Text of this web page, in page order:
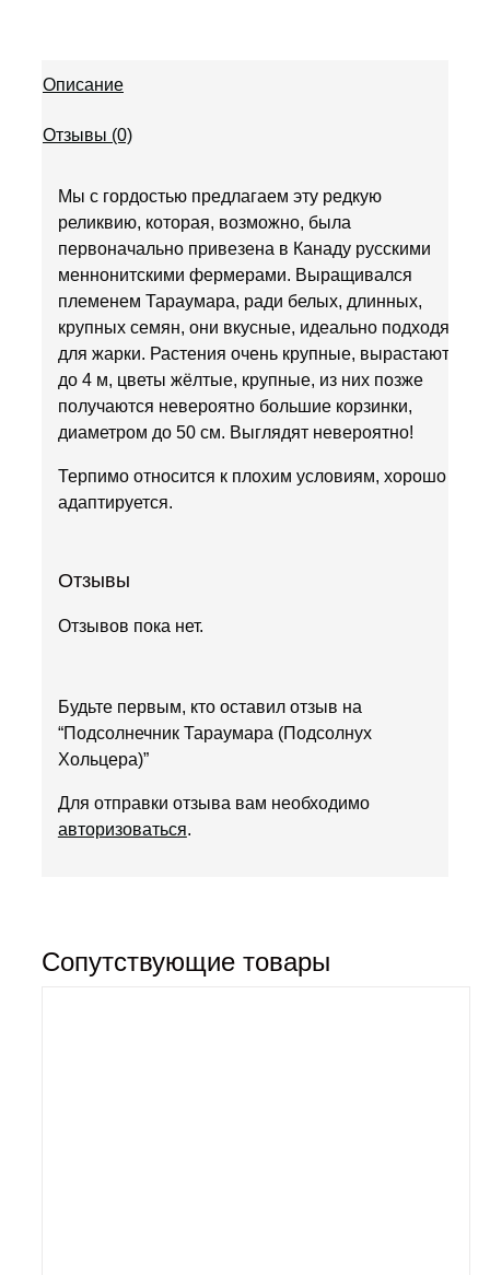
Описание
Отзывы (0)
Мы с гордостью предлагаем эту редкую
реликвию, которая, возможно, была
первоначально привезена в Канаду русскими
меннонитскими фермерами. Выращивался
племенем Тараумара, ради белых, длинных,
крупных семян, они вкусные, идеально подходят
для жарки. Растения очень крупные, вырастают
до 4 м, цветы жёлтые, крупные, из них позже
получаются невероятно большие корзинки,
диаметром до 50 см. Выглядят невероятно!
Терпимо относится к плохим условиям, хорошо
адаптируется.
Отзывы
Отзывов пока нет.
Будьте первым, кто оставил отзыв на
“Подсолнечник Тараумара (Подсолнух
Хольцера)”
Для отправки отзыва вам необходимо
авторизоваться.
Сопутствующие товары